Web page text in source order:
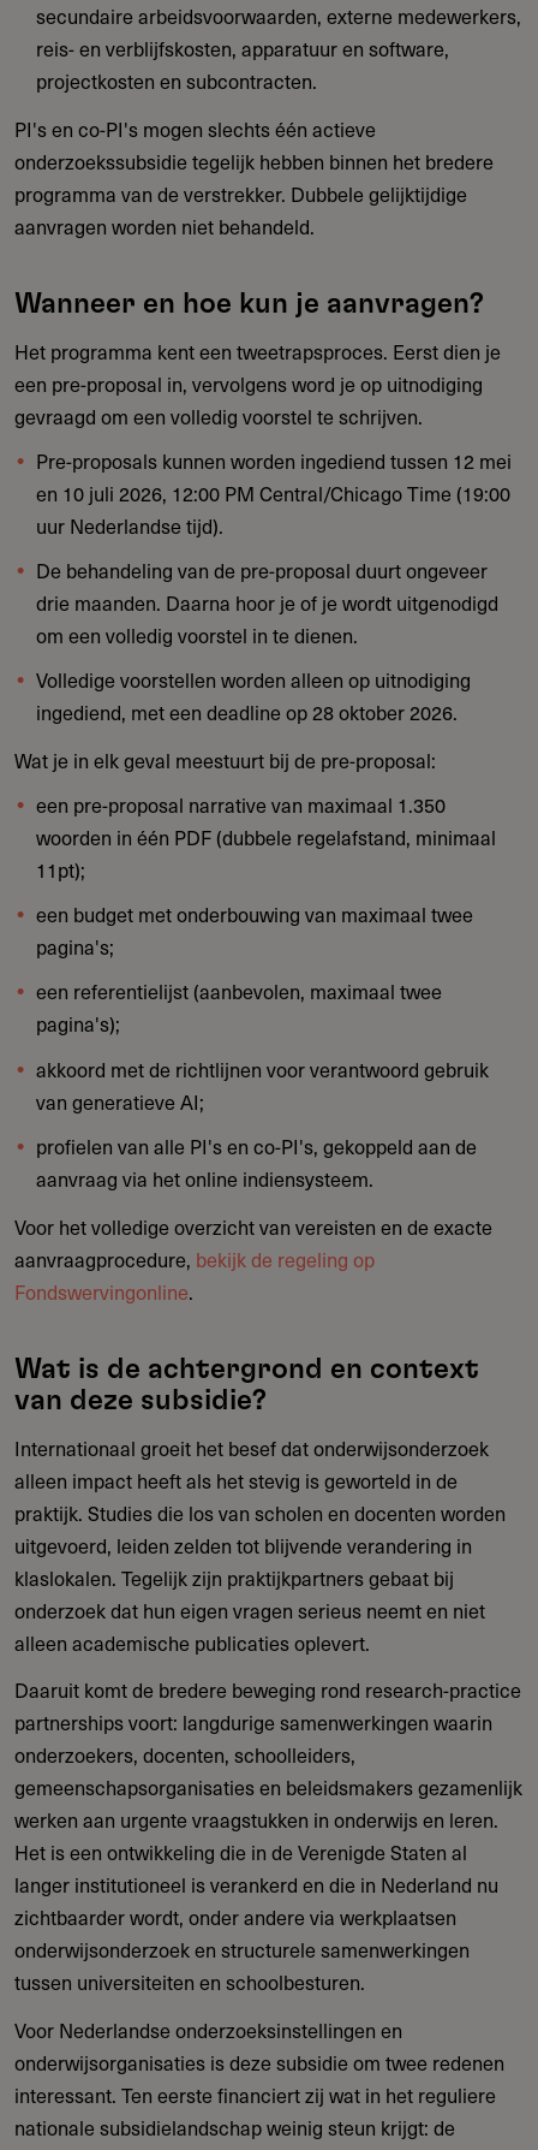
secundaire arbeidsvoorwaarden, externe medewerkers,
reis- en verblijfskosten, apparatuur en software,
projectkosten en subcontracten.
PI's en co-PI's mogen slechts één actieve
onderzoekssubsidie tegelijk hebben binnen het bredere
programma van de verstrekker. Dubbele gelijktijdige
aanvragen worden niet behandeld.
Wanneer en hoe kun je aanvragen?
Het programma kent een tweetrapsproces. Eerst dien je
een pre-proposal in, vervolgens word je op uitnodiging
gevraagd om een volledig voorstel te schrijven.
Pre-proposals kunnen worden ingediend tussen 12 mei
en 10 juli 2026, 12:00 PM Central/Chicago Time (19:00
uur Nederlandse tijd).
De behandeling van de pre-proposal duurt ongeveer
drie maanden. Daarna hoor je of je wordt uitgenodigd
om een volledig voorstel in te dienen.
Volledige voorstellen worden alleen op uitnodiging
ingediend, met een deadline op 28 oktober 2026.
Wat je in elk geval meestuurt bij de pre-proposal:
een pre-proposal narrative van maximaal 1.350
woorden in één PDF (dubbele regelafstand, minimaal
11pt);
een budget met onderbouwing van maximaal twee
pagina's;
een referentielijst (aanbevolen, maximaal twee
pagina's);
akkoord met de richtlijnen voor verantwoord gebruik
van generatieve AI;
profielen van alle PI's en co-PI's, gekoppeld aan de
aanvraag via het online indiensysteem.
Voor het volledige overzicht van vereisten en de exacte
aanvraagprocedure, bekijk de regeling op
Fondswervingonline.
Wat is de achtergrond en context
van deze subsidie?
Internationaal groeit het besef dat onderwijsonderzoek
alleen impact heeft als het stevig is geworteld in de
praktijk. Studies die los van scholen en docenten worden
uitgevoerd, leiden zelden tot blijvende verandering in
klaslokalen. Tegelijk zijn praktijkpartners gebaat bij
onderzoek dat hun eigen vragen serieus neemt en niet
alleen academische publicaties oplevert.
Daaruit komt de bredere beweging rond research-practice
partnerships voort: langdurige samenwerkingen waarin
onderzoekers, docenten, schoolleiders,
gemeenschapsorganisaties en beleidsmakers gezamenlijk
werken aan urgente vraagstukken in onderwijs en leren.
Het is een ontwikkeling die in de Verenigde Staten al
langer institutioneel is verankerd en die in Nederland nu
zichtbaarder wordt, onder andere via werkplaatsen
onderwijsonderzoek en structurele samenwerkingen
tussen universiteiten en schoolbesturen.
Voor Nederlandse onderzoeksinstellingen en
onderwijsorganisaties is deze subsidie om twee redenen
interessant. Ten eerste financiert zij wat in het reguliere
nationale subsidielandschap weinig steun krijgt: de